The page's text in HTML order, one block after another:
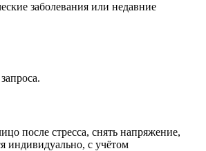
заболевания или недавние
после стресса, снять напряжение,
индивидуально, с учётом